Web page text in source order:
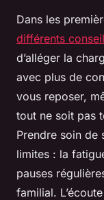
Dans les
différents
d’alléger la
avec plus de
vous reposer,
tout ne soit pas
Prendre soin de
limites : la
pauses
familial.